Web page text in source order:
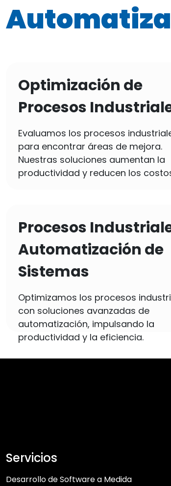
Optimización de
Procesos
Evaluamos los procesos
para encontrar áreas de mejora.
Nuestras soluciones aumentan la
productividad y reducen los
Procesos
Automatización de
Sistemas
Optimizamos los procesos
con soluciones avanzadas de
automatización, impulsando la
productividad y la eficiencia.
Servicios
Desarrollo de Software a Medida